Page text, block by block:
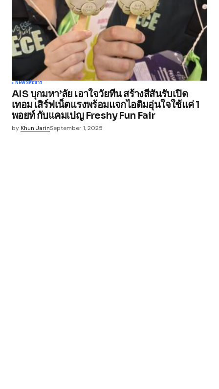
NEWSสื่อสาร
AIS บุกมหา’ลัย เอาใจวัยทีน สร้างสีสันรับเปิด
เทอม เสิร์ฟเน็ตแรงพร้อมแจกไอติมอุ่นใจใช้แค่ 1
พอยท์ กับแคมเปญ Freshy Fun Fair
byKhun JarinSeptember 1, 2025